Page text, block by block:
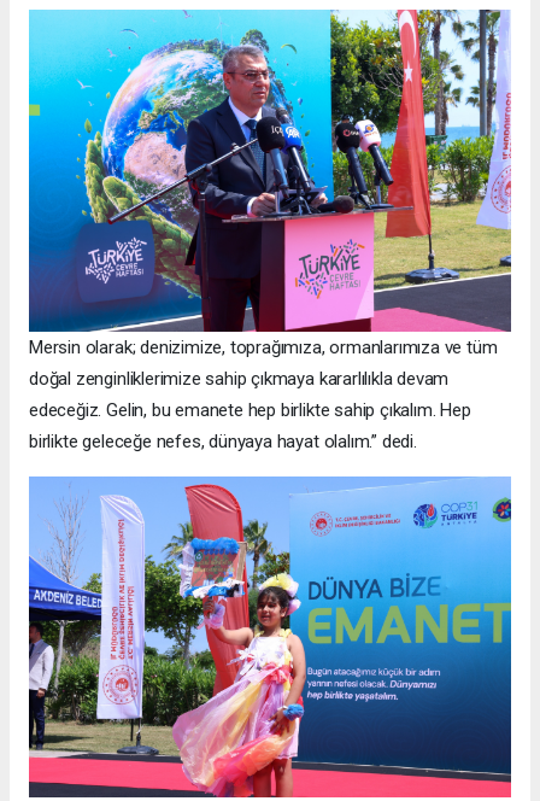
Mersin olarak; denizimize, toprağımıza, ormanlarımıza ve tüm
doğal zenginliklerimize sahip çıkmaya kararlılıkla devam
edeceğiz. Gelin, bu emanete hep birlikte sahip çıkalım. Hep
birlikte geleceğe nefes, dünyaya hayat olalım.” dedi.